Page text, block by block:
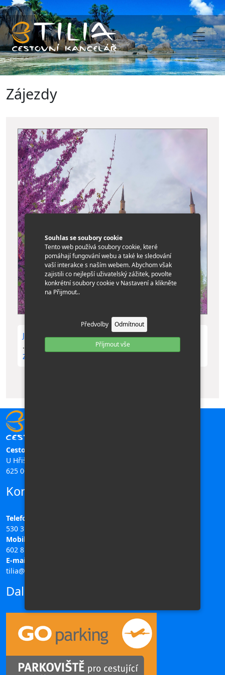
Souhlas se soubory cookie
Tento web používá soubory cookie, které
pomáhají fungování webu a také ke sledování
vaší interakce s naším webem. Abychom však
zajistili co nejlepší uživatelský zážitek, povolte
konkrétní soubory cookie v Nastavení a klikněte
na Přijmout..
Předvolby Odmítnout
Příjmout vše
Zájezdy
Jarní putování pohostinnou Albánií 2026 - vyprodáno
...
Zobrazit více »
Cestovní kancelář TILIA
U Hřiště 196/11,
625 00 Brno
Kontakty
Telefon:
530 311 708
Mobil:
602 851 313
E-mail:
tilia@ck-tilia.cz
Další odkazy